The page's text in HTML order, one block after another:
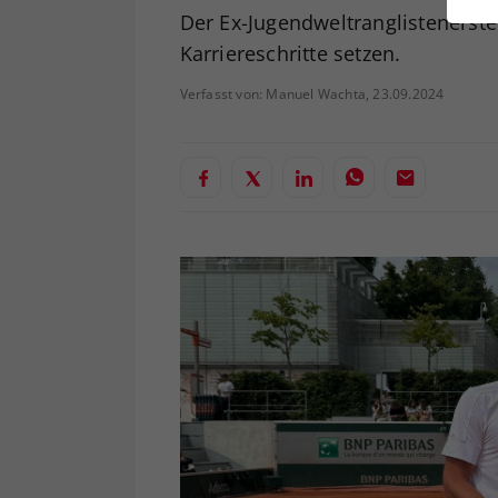
Der Ex-
Karriereschritte setzen.
Verfasst von: Manuel Wachta, 23.09.2024